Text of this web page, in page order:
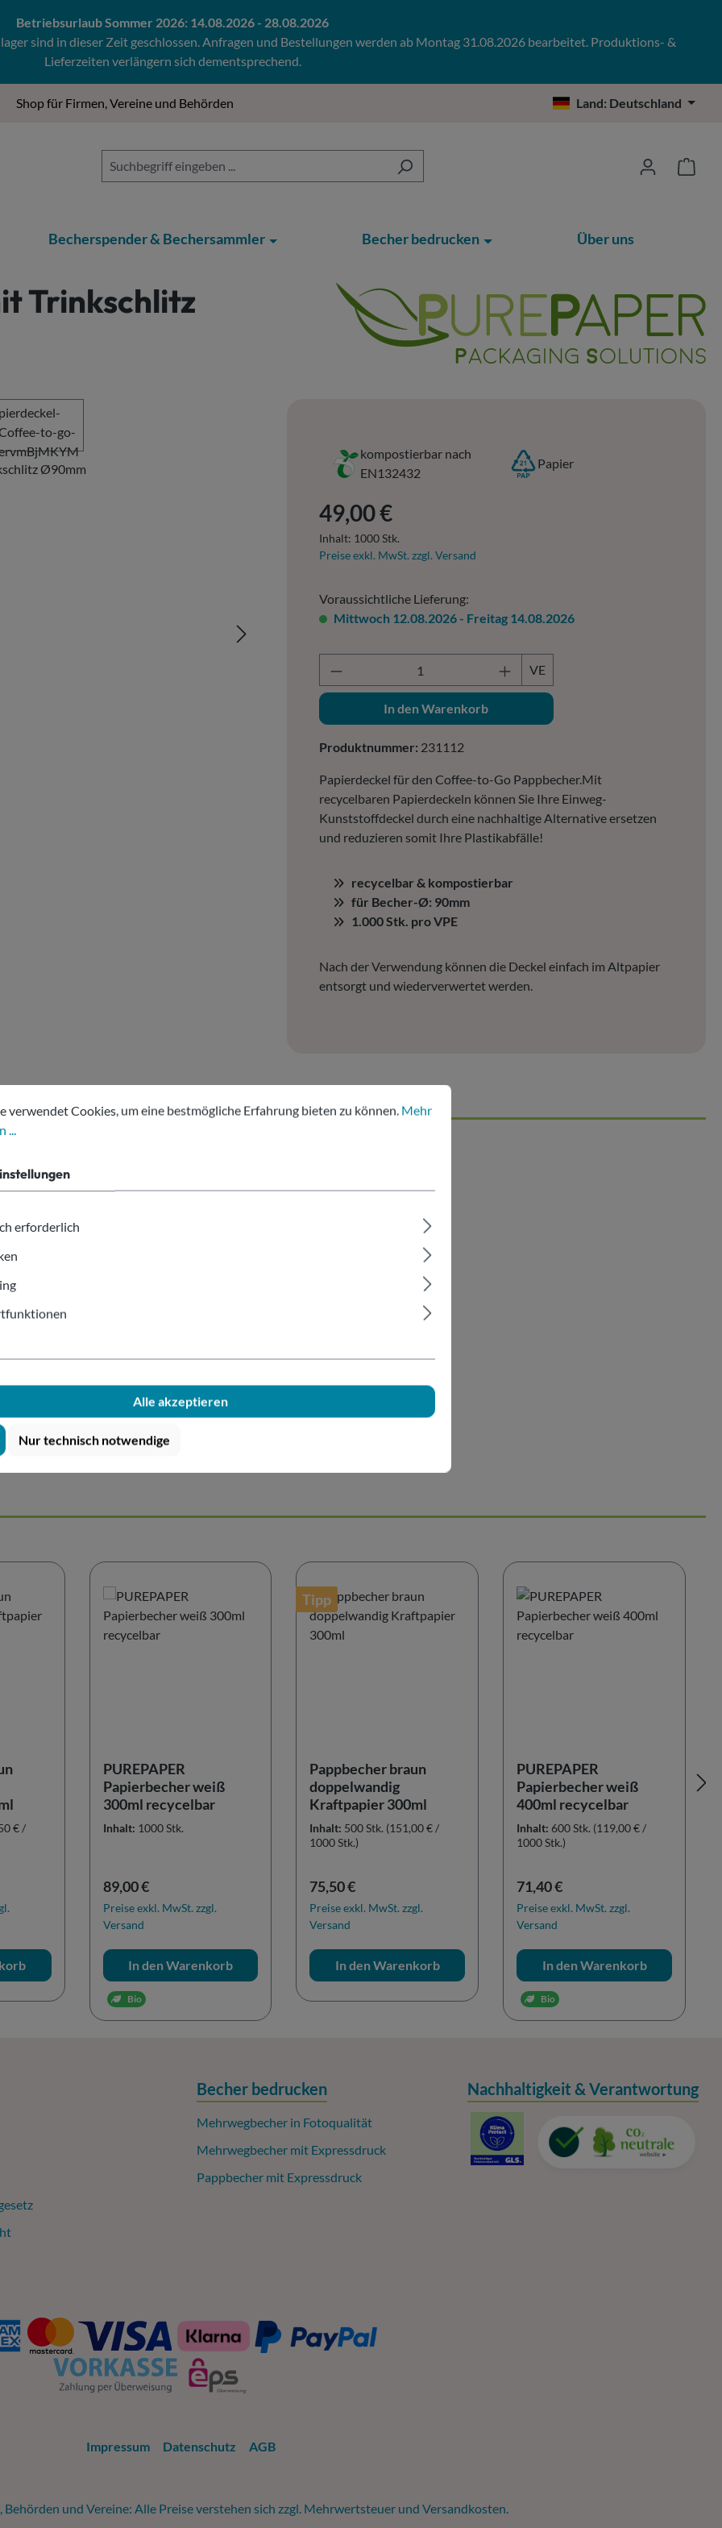
Betriebsurlaub Sommer 2026: 14.08.2026 - 28.08.2026
sind in dieser Zeit geschlossen. Anfragen und Bestellungen werden ab Montag 31.08.2026 bearbeitet. Produktions- &
Lieferzeiten verlängern sich dementsprechend.
Shop für Firmen, Vereine und Behörden Land: Deutschland
Becherspender & Bechersammler Becher bedrucken Über uns
Trinkschlitz
kompostierbar nach
EN132432
Papier
Regulärer Preis:
49,00 €
Inhalt: 1000 Stk.
Preise exkl. MwSt. zzgl. Versand
Voraussichtliche Lieferung:
Mittwoch 12.08.2026 - Freitag 14.08.2026
Produkt Anzahl: Gib den gewünschten Wert
VE
In den Warenkorb
Produktnummer: 231112
Papierdeckel für den Coffee-to-Go Pappbecher.Mit
recycelbaren Papierdeckeln können Sie Ihre Einweg-
Kunststoffdeckel durch eine nachhaltige Alternative ersetzen
und reduzieren somit Ihre Plastikabfälle!
recycelbar & kompostierbar
für Becher-Ø: 90mm
1.000 Stk. pro VPE
Nach der Verwendung können die Deckel einfach im Altpapier
entsorgt und wiederverwertet werden.
mit Trinkschlitz Ø90mm"
mit Trinkschlitz Ø90mm
€ /
PUREPAPER
Papierbecher weiß
300ml recycelbar
Inhalt: 1000 Stk.
Regulärer Preis:
89,00 €
Preise exkl. MwSt. zzgl.
Versand
In den Warenkorb
Bio
Tipp
Pappbecher braun
doppelwandig
Kraftpapier 300ml
Inhalt: 500 Stk. (151,00 € /
1000 Stk.)
Regulärer Preis:
75,50 €
Preise exkl. MwSt. zzgl.
Versand
In den Warenkorb
PUREPAPER
Papierbecher weiß
400ml recycelbar
Inhalt: 600 Stk. (119,00 € /
1000 Stk.)
Regulärer Preis:
71,40 €
Preise exkl. MwSt. zzgl.
Versand
In den Warenkorb
Bio
Becher bedrucken
Mehrwegbecher in Fotoqualität
Mehrwegbecher mit Expressdruck
Pappbecher mit Expressdruck
Nachhaltigkeit & Verantwortung
Impressum Datenschutz AGB
und Vereine: Alle Preise verstehen sich zzgl. Mehrwertsteuer und Versandkosten.
Cookies, um eine bestmögliche Erfahrung bieten zu können.
Mehr Informationen ...
verwendet Cookies, um eine bestmögliche Erfahrung bieten zu können. Mehr
erforderlich
Alle akzeptieren
Nur technisch notwendige